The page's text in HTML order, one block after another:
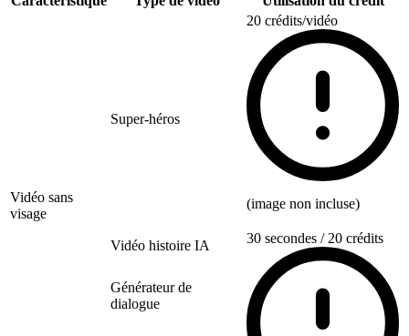
Vidéo sans
visage
Super-héros
20 crédits/vidéo
(image non incluse)
Vidéo histoire IA 30 secondes / 20 crédits
Générateur de
dialogue